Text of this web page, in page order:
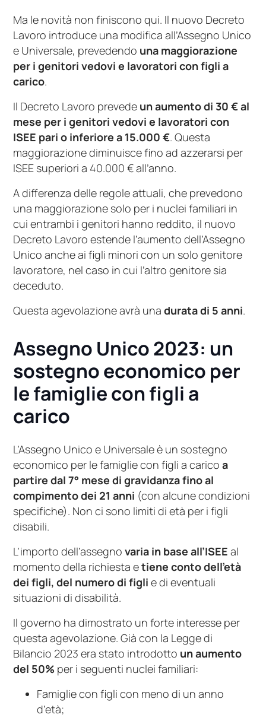
Ma le novità non finiscono qui. Il nuovo Decreto
Lavoro introduce una modifica all’Assegno Unico
e Universale, prevedendo una maggiorazione
per i genitori vedovi e lavoratori con figli a
carico.
Il Decreto Lavoro prevede un aumento di 30 € al
mese per i genitori vedovi e lavoratori con
ISEE pari o inferiore a 15.000 €. Questa
maggiorazione diminuisce fino ad azzerarsi per
ISEE superiori a 40.000 € all’anno.
A differenza delle regole attuali, che prevedono
una maggiorazione solo per i nuclei familiari in
cui entrambi i genitori hanno reddito, il nuovo
Decreto Lavoro estende l’aumento dell’Assegno
Unico anche ai figli minori con un solo genitore
lavoratore, nel caso in cui l’altro genitore sia
deceduto.
Questa agevolazione avrà unadurata di 5 anni.
Assegno Unico 2023: un
sostegno economico per
le famiglie con figli a
carico
L’Assegno Unico e Universale è un sostegno
economico per le famiglie con figli a caricoa
partire dal 7° mese di gravidanza fino al
compimento dei 21 anni (con alcune condizioni
specifiche). Non ci sono limiti di età per i figli
disabili.
L’importo dell’assegno varia in base all’ISEE al
momento della richiesta etiene conto dell’età
dei figli, del numero di figli e di eventuali
situazioni di disabilità.
Il governo ha dimostrato un forte interesse per
questa agevolazione. Già con la Legge di
Bilancio 2023 era stato introdotto un aumento
del 50% per i seguenti nuclei familiari:
Famiglie con figli con meno di un anno
d’età;